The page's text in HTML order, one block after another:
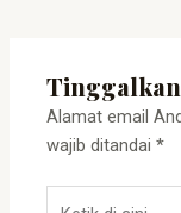
Alamat email
wajib ditandai*